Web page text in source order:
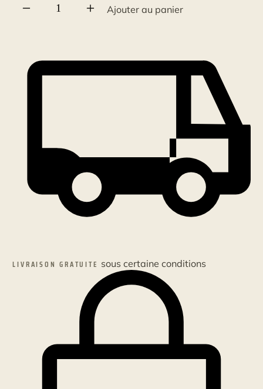
quantité
surface
décalé
Ajouter au panier
LIVRAISON GRATUITE sous certaine conditions